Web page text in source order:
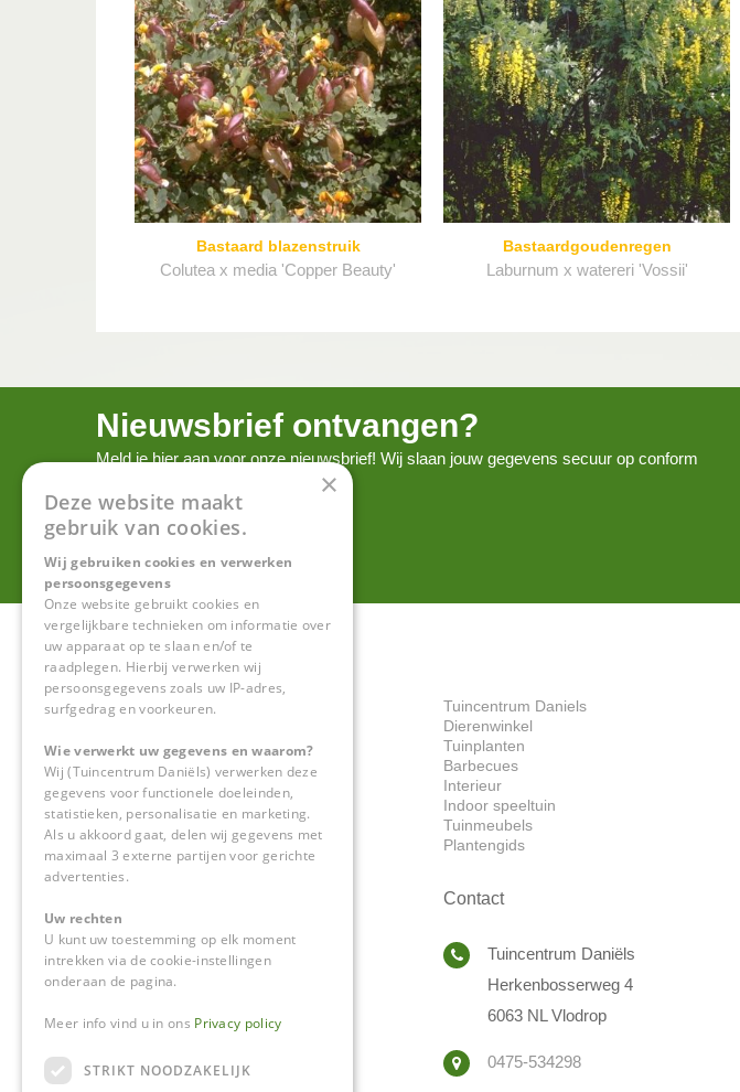
Bastaard blazenstruik
Colutea x media 'Copper Beauty'
Bastaardgoudenregen
Laburnum x watereri 'Vossii'
Nieuwsbrief ontvangen?
Meld je hier aan voor onze nieuwsbrief! Wij slaan jouw gegevens secuur op conform
Tuincentrum Daniels
Dierenwinkel
Tuinplanten
Barbecues
Interieur
Indoor speeltuin
Tuinmeubels
Plantengids
Contact
Tuincentrum Daniëls
Herkenbosserweg 4
6063 NL Vlodrop
0475-534298
×
Deze website maakt
gebruik van cookies.
Wij gebruiken cookies en verwerken
persoonsgegevens
Onze website gebruikt cookies en
vergelijkbare technieken om informatie over
uw apparaat op te slaan en/of te
raadplegen. Hierbij verwerken wij
persoonsgegevens zoals uw IP-adres,
surfgedrag en voorkeuren.
Wie verwerkt uw gegevens en waarom?
Wij (Tuincentrum Daniëls) verwerken deze
gegevens voor functionele doeleinden,
statistieken, personalisatie en marketing.
Als u akkoord gaat, delen wij gegevens met
maximaal 3 externe partijen voor gerichte
advertenties.
Uw rechten
U kunt uw toestemming op elk moment
intrekken via de cookie-instellingen
onderaan de pagina.
Meer info vind u in ons Privacy policy
STRIKT NOODZAKELIJK